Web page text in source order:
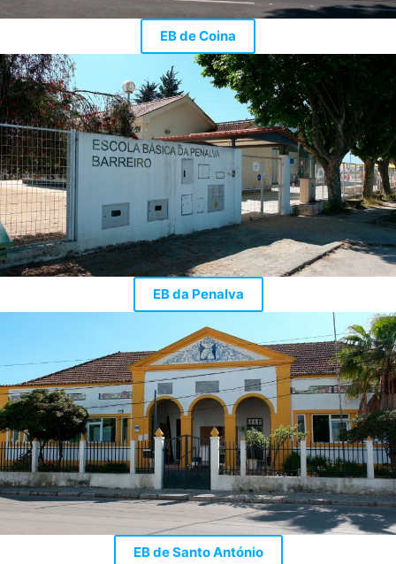
EB de Coina
EB da Penalva
EB de Santo António